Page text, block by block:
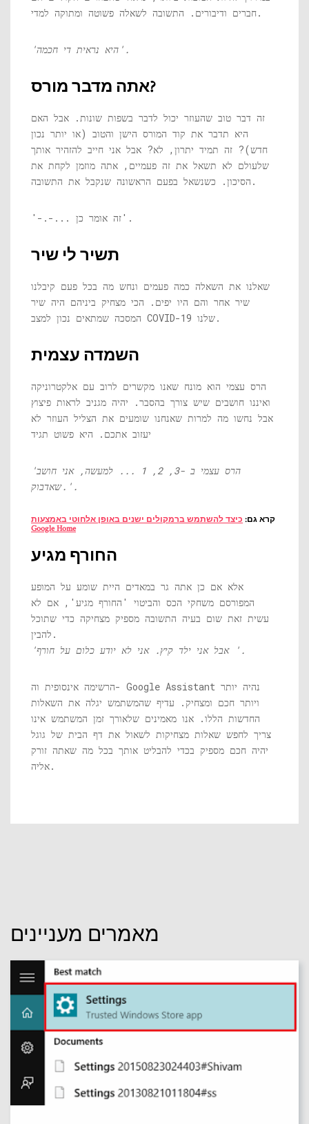
חברים ודיבורים. התשובה לשאלה פשוטה ומתוקה למדי.
'היא נראית די חכמה'.
אתה מדבר מורס?
זה דבר טוב שהעוזר יכול לדבר בשפות שונות. אבל האם
היא תדבר את קוד המורס הישן והטוב (או יותר נכון
חדש)? זה תמיד יתרון, לא? אבל אני חייב להזהיר אותך
שלעולם לא תשאל את זה פעמיים, אתה מוזמן לקחת את
הסיכון. כשנשאל בפעם הראשונה שנקבל את התשובה.
'-.-... זה אומר כן'.
תשיר לי שיר
שאלנו את השאלה כמה פעמים ונחש מה בכל פעם קיבלנו
שיר אחר והם היו יפים. הכי מצחיק ביניהם היה שיר
המסכה שמתאים נכון למצב COVID-19 שלנו.
השמדה עצמית
הרס עצמי הוא מונח שאנו מקשרים לרוב עם אלקטרוניקה
ואיננו חושבים שיש צורך בהסבר. יהיה מגניב לראות פיצוץ
אבל נחשו מה למרות שאנחנו שומעים את הצליל העוזר לא
יעזוב אתכם. היא פשוט תגיד
'הרס עצמי ב -3, 2, 1 ... למעשה, אני חושב
שאדבוק.'.
קרא גם: כיצד להשתמש ברמקולים ישנים באופן אלחוטי באמצעות
Google Home
החורף מגיע
אלא אם כן אתה גר במאדים היית שומע על המופע
המפורסם משחקי הכס והביטוי 'החורף מגיע', אם לא
עשית זאת שום בעיה התשובה מספיק מצחיקה כדי שתוכל
להבין.
'אבל אני ילד קיץ. אני לא יודע כלום על חורף '.
הרשימה אינסופית וה- Google Assistant נהיה יותר
ויותר חכם ומצחיק. עדיף שהמשתמש יגלה את השאלות
החדשות הללו. אנו מאמינים שלאורך זמן המשתמש אינו
צריך לחפש שאלות מצחיקות לשאול את דף הבית של גוגל
יהיה חכם מספיק בכדי להבליט אותך בכל מה שאתה זורק
אליה.
מאמרים מעניינים